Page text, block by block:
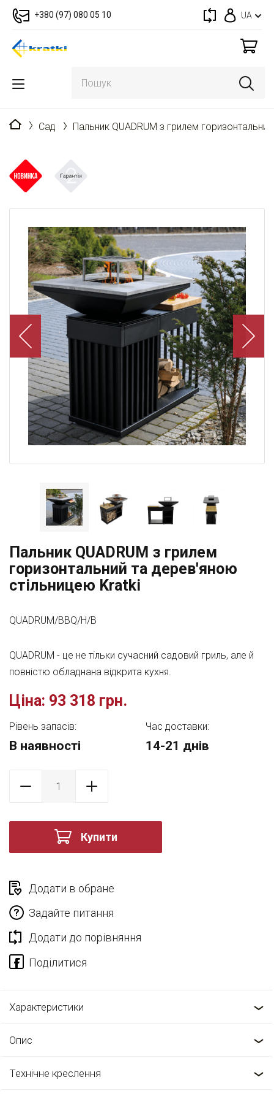
+380 (97) 080 05 10 UA
Головна
Cад Пальник QUADRUM з грилем
Пальник QUADRUM з грилем
горизонтальний та дерев'яною
стільницею Kratki
QUADRUM/BBQ/H/B
QUADRUM - це не тільки сучасний садовий гриль, але й
повністю обладнана відкрита кухня.
Ціна: 93 318 грн.
Рівень запасів:
В наявності
Час доставки:
14-21 днів
Купити
Додати в обране
Задайте питання
Додати до порівняння
Характеристики
Опис
Технічне креслення